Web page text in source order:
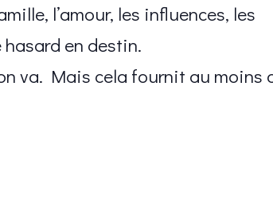
l’amour, les influences, les
en destin.
va. Mais cela fournit au moins